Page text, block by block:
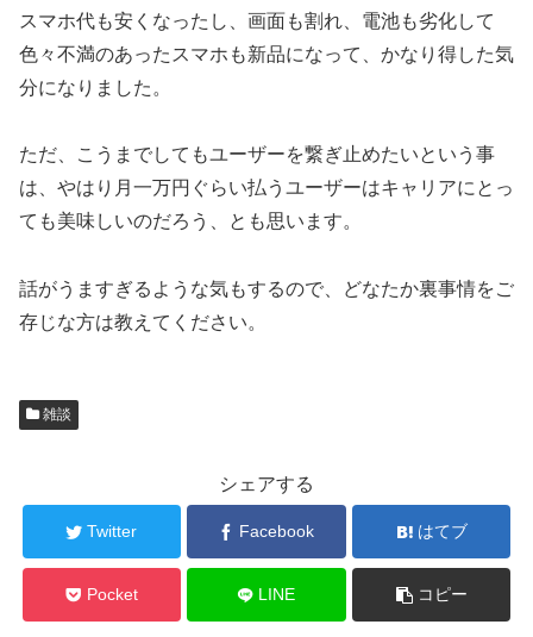
スマホ代も安くなったし、画面も割れ、電池も劣化して
色々不満のあったスマホも新品になって、かなり得した気
分になりました。
ただ、こうまでしてもユーザーを繋ぎ止めたいという事
は、やはり月一万円ぐらい払うユーザーはキャリアにとっ
ても美味しいのだろう、とも思います。
話がうますぎるような気もするので、どなたか裏事情をご
存じな方は教えてください。
雑談
シェアする
Twitter Facebook はてブ
Pocket LINE コピー